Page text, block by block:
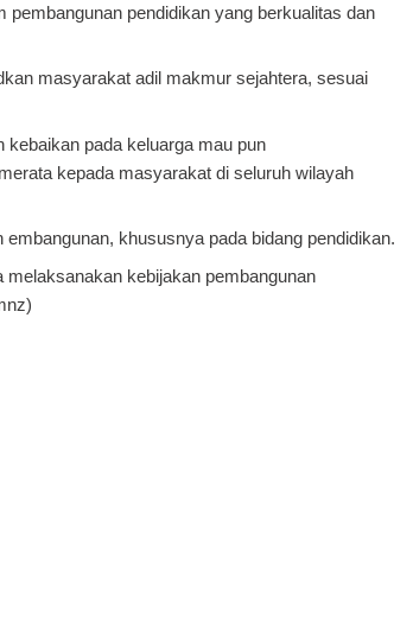
pendidikan yang berkualitas dan
masyarakat adil makmur sejahtera, sesuai
pada keluarga mau pun
kepada masyarakat di seluruh wilayah
khususnya pada bidang pendidikan.
kebijakan pembangunan